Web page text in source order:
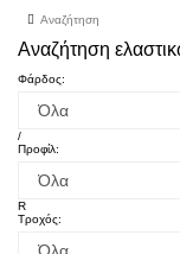
Αναζήτηση
Αναζήτηση
Φάρδος:
/
Προφίλ:
R
Τροχός: